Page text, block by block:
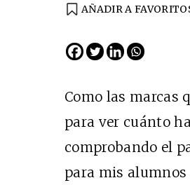
AÑADIR A
Como las marcas
para ver cuánto
comprobando el
para mis alumnos